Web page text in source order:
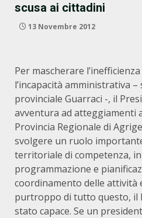
scusa ai cittadini
13 Novembre 2012
Per mascherare
l’incapacità amministrativa
provinciale Guarraci -, il
avventura ad atteggiamenti
Provincia Regionale di
svolgere un ruolo
territoriale di competenza,
programmazione e
coordinamento delle attività
purtroppo di tutto questo, il
stato capace. Se un